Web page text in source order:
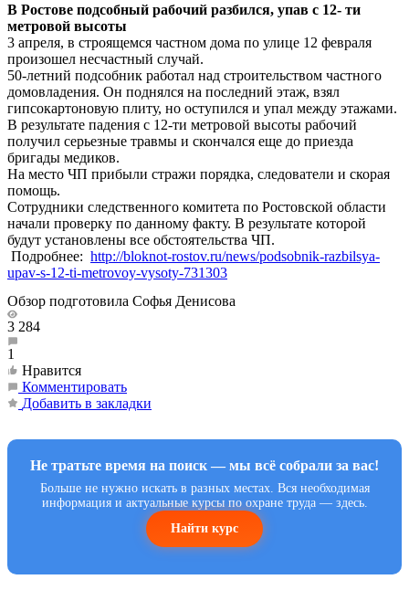
В Ростове подсобный рабочий разбился, упав с 12- ти
метровой высоты
3 апреля, в строящемся частном дома по улице 12 февраля
произошел несчастный случай.
50-летний подсобник работал над строительством частного
домовладения. Он поднялся на последний этаж, взял
гипсокартоновую плиту, но оступился и упал между этажами.
В результате падения с 12-ти метровой высоты рабочий
получил серьезные травмы и скончался еще до приезда
бригады медиков.
На место ЧП прибыли стражи порядка, следователи и скорая
помощь.
Сотрудники следственного комитета по Ростовской области
начали проверку по данному факту. В результате которой
будут установлены все обстоятельства ЧП.
Подробнее: http://bloknot-rostov.ru/news/podsobnik-razbilsya-
upav-s-12-ti-metrovoy-vysoty-731303
Обзор подготовила Софья Денисова
3 284
1
Нравится
Комментировать
Добавить в закладки
Не тратьте время на поиск — мы всё собрали за вас!
Больше не нужно искать в разных местах. Вся необходимая
информация и актуальные курсы по охране труда — здесь.
Найти курс